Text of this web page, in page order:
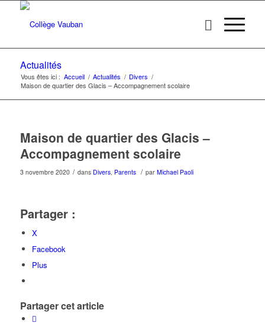
Actualités
Vous êtes ici : Accueil / Actualités / Divers /
Maison de quartier des Glacis – Accompagnement scolaire
Maison de quartier des Glacis –
Accompagnement scolaire
3 novembre 2020 / dans Divers, Parents / par Michael Paoli
Partager :
X
Facebook
Plus
Partager cet article